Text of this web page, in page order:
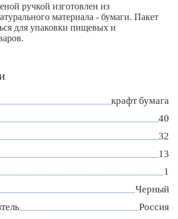
ручкой изготовлен из
материала - бумаги. Пакет
для упаковки пищевых и
крафт бумага
40
32
13
1
Черный
Россия